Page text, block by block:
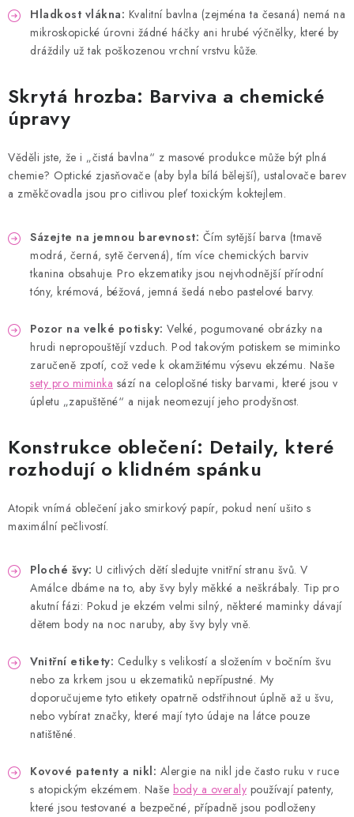
Hladkost vlákna: Kvalitní bavlna (zejména ta česaná) nemá na
mikroskopické úrovni žádné háčky ani hrubé výčnělky, které by
dráždily už tak poškozenou vrchní vrstvu kůže.
Skrytá hrozba: Barviva a chemické
úpravy
Věděli jste, že i „čistá bavlna“ z masové produkce může být plná
chemie? Optické zjasňovače (aby byla bílá bělejší), ustalovače barev
a změkčovadla jsou pro citlivou pleť toxickým koktejlem.
Sázejte na jemnou barevnost: Čím sytější barva (tmavě
modrá, černá, sytě červená), tím více chemických barviv
tkanina obsahuje. Pro ekzematiky jsou nejvhodnější přírodní
tóny, krémová, béžová, jemná šedá nebo pastelové barvy.
Pozor na velké potisky: Velké, pogumované obrázky na
hrudi nepropouštějí vzduch. Pod takovým potiskem se miminko
zaručeně zpotí, což vede k okamžitému výsevu ekzému. Naše
sety pro miminka sází na celoplošné tisky barvami, které jsou v
úpletu „zapuštěné“ a nijak neomezují jeho prodyšnost.
Konstrukce oblečení: Detaily, které
rozhodují o klidném spánku
Atopik vnímá oblečení jako smirkový papír, pokud není ušito s
maximální pečlivostí.
Ploché švy: U citlivých dětí sledujte vnitřní stranu švů. V
Amálce dbáme na to, aby švy byly měkké a neškrábaly. Tip pro
akutní fázi: Pokud je ekzém velmi silný, některé maminky dávají
dětem body na noc naruby, aby švy byly vně.
Vnitřní etikety: Cedulky s velikostí a složením v bočním švu
nebo za krkem jsou u ekzematiků nepřípustné. My
doporučujeme tyto etikety opatrně odstřihnout úplně až u švu,
nebo vybírat značky, které mají tyto údaje na látce pouze
natištěné.
Kovové patenty a nikl: Alergie na nikl jde často ruku v ruce
s atopickým ekzémem. Naše body a overaly používají patenty,
které jsou testované a bezpečné, případně jsou podloženy